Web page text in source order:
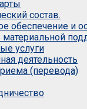
состав.
обеспечение и
услуги
деятельность
(перевода)